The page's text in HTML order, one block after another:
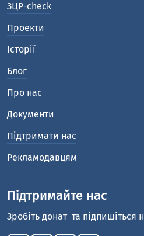
ЗЦР-check
Проекти
Історії
Блог
Про нас
Документи
Підтримати нас
Рекламодавцям
Підтримайте нас
Зробіть донат та підпишіться